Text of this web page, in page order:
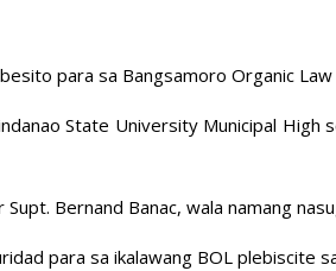
para sa Bangsamoro Organic
State University Municipal
Supt. Bernand Banac, wala namang
para sa ikalawang BOL plebiscite